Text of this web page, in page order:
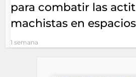
para combatir las
machistas en
1 semana